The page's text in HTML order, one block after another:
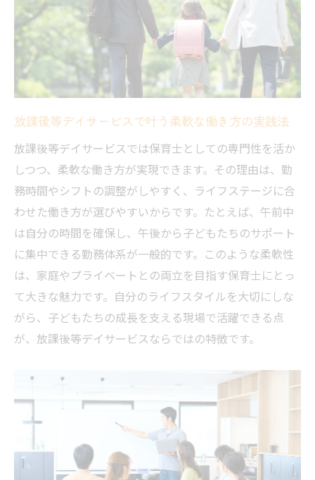
放課後等デイサービスで実感する子ども支
援のやりがい
保育士だからこそできる発達支援の役割と
魅力
とは
放課後等デイサービスの現場で輝く保育士
の価値
子ども支援の現場で求められる専門性につ
いて
放課後等デイサービスで叶う社会貢献の実
感
保育士が放課後等デイで輝く理由
放課後等デイサービスで保育士が活躍でき
る理由
環境
保育士としてのスキルを発揮できる職場の
放課後等デイサービスで得られる成長の機
会とは
放課後等デイサービスで叶う柔軟な働き方の実践法
放課後等デイサービスでは保育士としての専門性を活か
しつつ、柔軟な働き方が実現できます。その理由は、勤
務時間やシフトの調整がしやすく、ライフステージに合
わせた働き方が選びやすいからです。たとえば、午前中
は自分の時間を確保し、午後から子どもたちのサポート
に集中できる勤務体系が一般的です。このような柔軟性
は、家庭やプライベートとの両立を目指す保育士にとっ
て大きな魅力です。自分のライフスタイルを大切にしな
がら、子どもたちの成長を支える現場で活躍できる点
が、放課後等デイサービスならではの特徴です。